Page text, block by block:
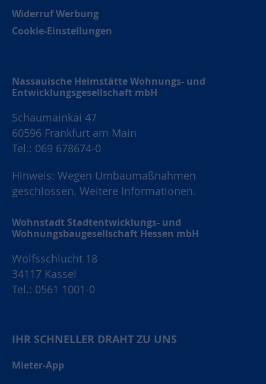
Widerruf Werbung
Cookie-Einstellungen
Nassauische Heimstätte Wohnungs- und
Entwicklungsgesellschaft mbH
Schaumainkai 47
60596 Frankfurt am Main
Tel.: 069 678674-0
Hinweis: Wegen Umbaumaßnahmen
geschlossen. Weitere Informationen.
Wohnstadt Stadtentwicklungs- und
Wohnungsbaugesellschaft Hessen mbH
Wolfsschlucht 18
34117 Kassel
Tel.: 0561 1001-0
IHR SCHNELLER DRAHT ZU UNS
Mieter-App